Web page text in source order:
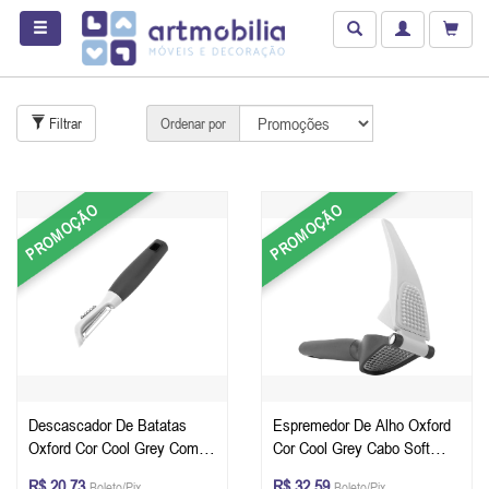
Filtrar Ordenar por
PROMOÇÃO
Descascador De Batatas
Oxford Cor Cool Grey Com
PROMOÇÃO
Espremedor De Alho Oxford
Cor Cool Grey Cabo Soft